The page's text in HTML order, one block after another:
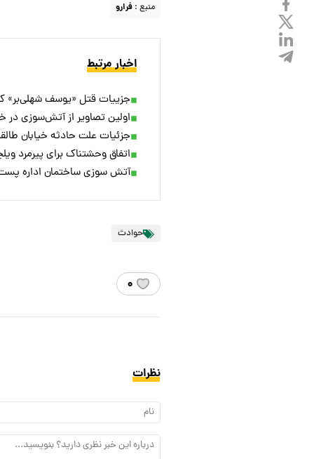
منبع : فرارو
اخبار مرتبط
جزییات قتل «یوسف شهلی‌بر» کودک ۵ ساله با
اولین تصاویر از آتش‌سوزی در
جزئیات علت حادثه خیابان
اتفاق وحشتناک برای پیرمرد
آتش سوزی ساختمان اداره پست چهارراه
حوادث
۰
نظرات